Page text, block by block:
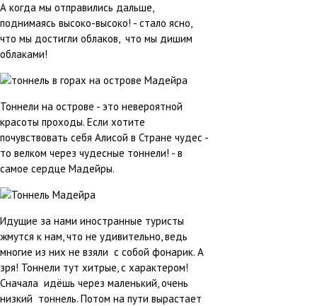
А когда мы отправились дальше,
поднимаясь высоко-высоко! - стало ясно,
что мы достигли облаков, что мы дишим
облаками!
Тоннели на острове - это невероятной
красоты проходы. Если хотите
почувствовать себя Алисой в Стране чудес -
то велком через чудесные тоннели! - в
самое сердце Мадейры.
Идущие за нами иностранные туристы
жмутся к нам, что не удивительно, ведь
многие из них не взяли с собой фонарик. А
зря! Тоннели тут хитрые, с характером!
Сначала идёшь через маленький, очень
низкий тоннель. Потом на пути вырастает